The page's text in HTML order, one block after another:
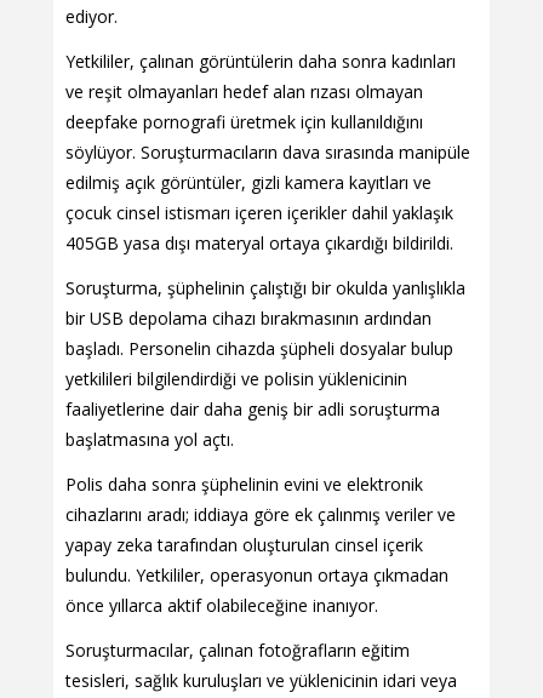
ediyor.
Yetkililer, çalınan görüntülerin daha sonra kadınları
ve reşit olmayanları hedef alan rızası olmayan
deepfake pornografi üretmek için kullanıldığını
söylüyor. Soruşturmacıların dava sırasında manipüle
edilmiş açık görüntüler, gizli kamera kayıtları ve
çocuk cinsel istismarı içeren içerikler dahil yaklaşık
405GB yasa dışı materyal ortaya çıkardığı bildirildi.
Soruşturma, şüphelinin çalıştığı bir okulda yanlışlıkla
bir USB depolama cihazı bırakmasının ardından
başladı. Personelin cihazda şüpheli dosyalar bulup
yetkilileri bilgilendirdiği ve polisin yüklenicinin
faaliyetlerine dair daha geniş bir adli soruşturma
başlatmasına yol açtı.
Polis daha sonra şüphelinin evini ve elektronik
cihazlarını aradı; iddiaya göre ek çalınmış veriler ve
yapay zeka tarafından oluşturulan cinsel içerik
bulundu. Yetkililer, operasyonun ortaya çıkmadan
önce yıllarca aktif olabileceğine inanıyor.
Soruşturmacılar, çalınan fotoğrafların eğitim
tesisleri, sağlık kuruluşları ve yüklenicinin idari veya